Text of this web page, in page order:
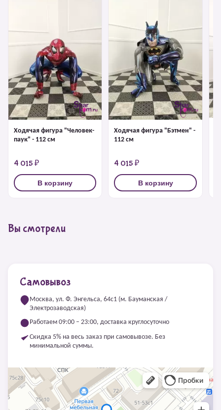
Ходячая фигура "Человек-
паук" - 112 см
4 015 ₽
В корзину
Ходячая фигура "Бэтмен" -
112 см
4 015 ₽
В корзину
Вы смотрели
Самовывоз
Москва, ул. Ф. Энгельса, 64с1 (м. Бауманская /
Электрозаводская)
Работаем 09:00 – 23:00, доставка круглосуточно
Скидка 5% на весь заказ при самовывозе. Без
минимальной суммы.